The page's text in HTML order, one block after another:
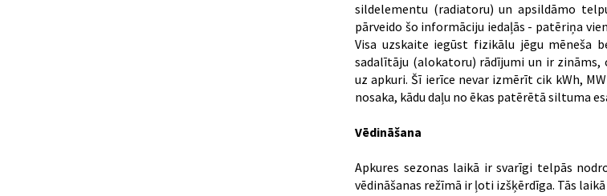
sildelementu (radiatoru) un apsildāmo
pārveido šo informāciju iedaļās - patēriņa
Visa uzskaite iegūst fizikālu jēgu mēneša
sadalītāju (alokatoru) rādījumi un ir
uz apkuri. Šī ierīce nevar izmērīt cik kWh,
nosaka, kādu daļu no ēkas patērētā siltuma
Vēdināšana
Apkures sezonas laikā ir svarīgi telpās
vēdināšanas režīmā ir ļoti izšķērdīga. Tās